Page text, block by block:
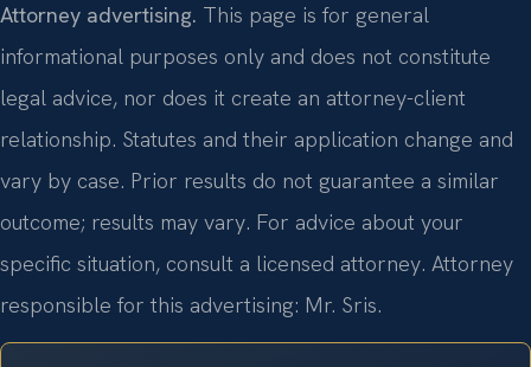
Attorney advertising. This page is for general
informational purposes only and does not constitute
legal advice, nor does it create an attorney-client
relationship. Statutes and their application change and
vary by case. Prior results do not guarantee a similar
outcome; results may vary. For advice about your
specific situation, consult a licensed attorney. Attorney
responsible for this advertising: Mr. Sris.